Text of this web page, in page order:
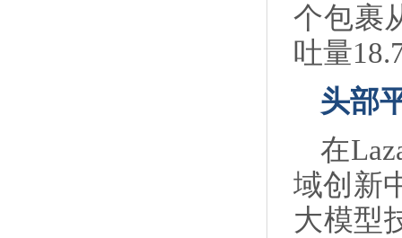
个包裹
吐量
头部
在
域创新
大模型